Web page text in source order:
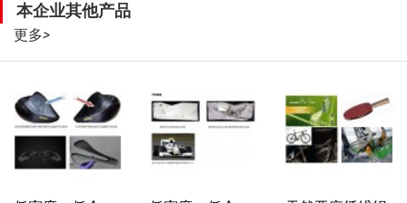
本企业其他产品
更多>